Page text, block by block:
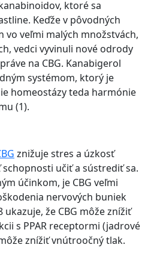
ktoré sa
Keďže v pôvodných
vo veľmi malých množstvách,
vedci vyvinuli nové odrody
na CBG. Kanabigerol
systémom, ktorý je
homeostázy teda harmónie
(1).
znižuje stres a úzkosť
učiť a sústrediť sa.
účinkom, je CBG veľmi
nervových buniek
že CBG môže znížiť
s PPAR receptormi (jadrové
znížiť vnútroočný tlak.